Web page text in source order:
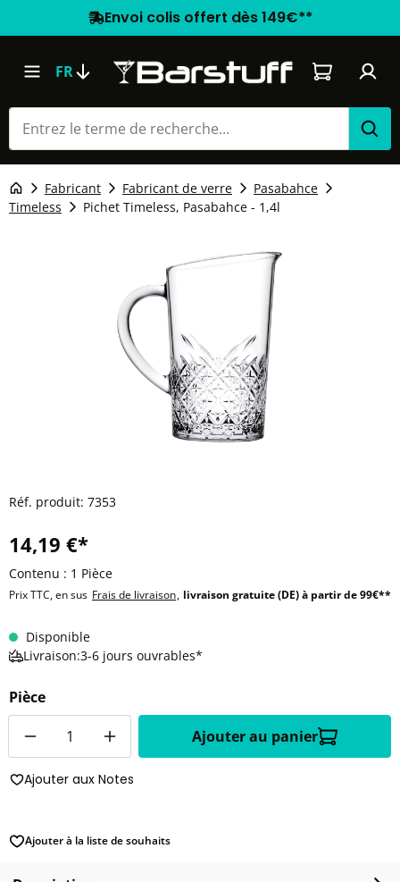
Envoi colis offert dès 149€**
FR Le panier
Fabricant Fabricant de verre
Pasabahce
Timeless
Pichet Timeless, Pasabahce - 1,4l
Réf. produit: 7353
14,19 €*
Contenu : 1 Pièce
Prix TTC, en sus Frais de livraison, livraison gratuite (DE) à partir de 99€**
Disponible
Livraison:3-6 jours ouvrables*
Pièce
Ajouter au panier
Ajouter aux Notes
Ajouter à la liste de souhaits